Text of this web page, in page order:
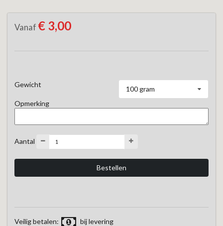
Vanaf € 3,00
Gewicht
100 gram
Opmerking
Aantal
Veilig betalen: bij levering